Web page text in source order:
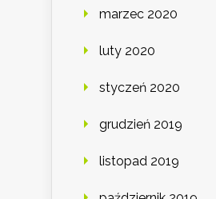
marzec 2020
luty 2020
styczeń 2020
grudzień 2019
listopad 2019